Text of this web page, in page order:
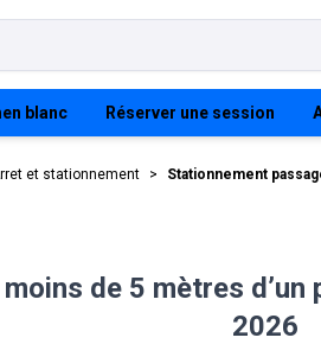
Prendre et quitter son
Les
blanc Réserver une session
et stationnement > Stationnement
de 5 mètres
2026